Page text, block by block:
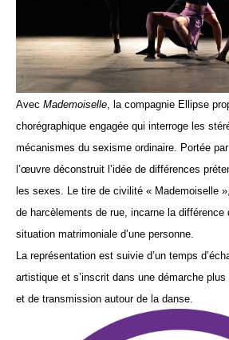
Avec Mademoiselle, la compagnie Ellipse
chorégraphique engagée qui interroge les
mécanismes du sexisme ordinaire. Portée
l’œuvre déconstruit l’idée de différences
les sexes. Le tire de civilité « Mademoiselle
de harcèlements de rue, incarne la différence
situation matrimoniale d’une personne.
La représentation est suivie d’un temps
artistique et s’inscrit dans une démarche
et de transmission autour de la danse.